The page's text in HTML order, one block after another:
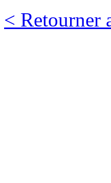
< Retourner